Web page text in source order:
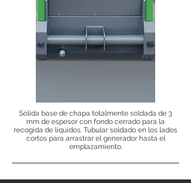
Sólida base de chapa totalmente soldada de 3
mm de espesor con fondo cerrado para la
recogida de líquidos. Tubular soldado en los lados
cortos para arrastrar el generador hasta el
emplazamiento.